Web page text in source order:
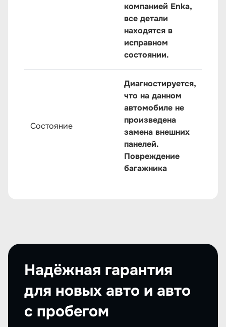
компанией Enka,
все детали
находятся в
исправном
состоянии.
Состояние
Диагностируется,
что на данном
автомобиле не
произведена
замена внешних
панелей.
Повреждение
багажника
Надёжная гарантия
для новых авто и авто
с пробегом